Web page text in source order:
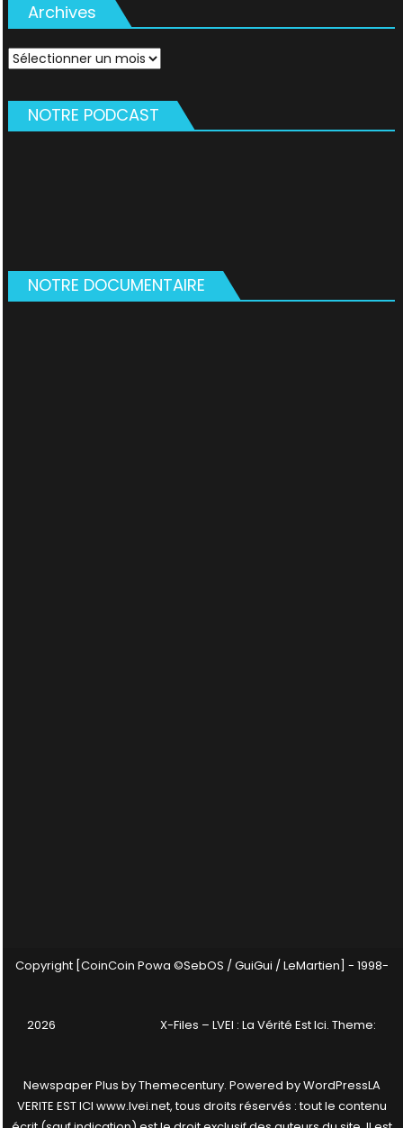
Archives
Archives
NOTRE PODCAST
NOTRE DOCUMENTAIRE
Copyright [CoinCoin Powa ©SebOS / GuiGui / LeMartien] - 1998-
2026 X-Files – LVEI : La Vérité Est Ici. Theme:
Newspaper Plus byThemecentury. Powered byWordPressLA
VERITE EST ICI www.lvei.net, tous droits réservés : tout le contenu